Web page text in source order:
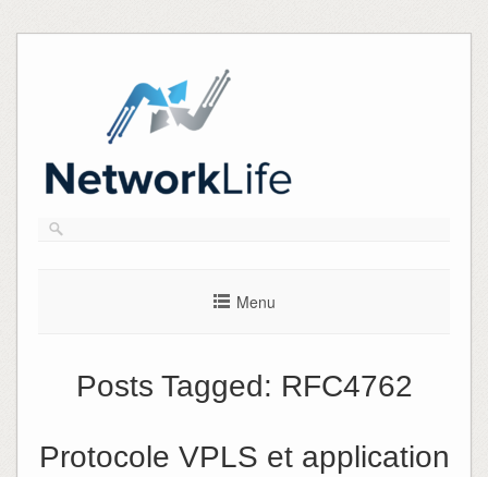
Menu
Posts Tagged: RFC4762
Protocole VPLS et application